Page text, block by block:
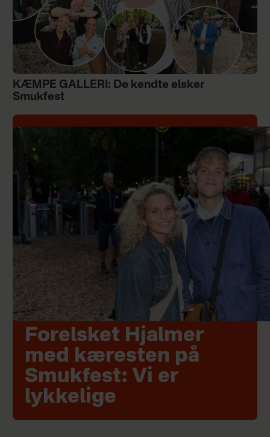
KÆMPE GALLERI: De kendte elsker
Smukfest
Forelsket Hjalmer
med kæresten på
Smukfest: Vi er
lykkelige